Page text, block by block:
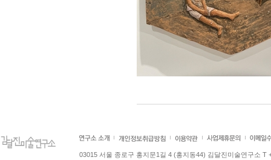
03015 서울 종로구 홍지문1길 4 (홍지동44) 김달진미술연구소 T